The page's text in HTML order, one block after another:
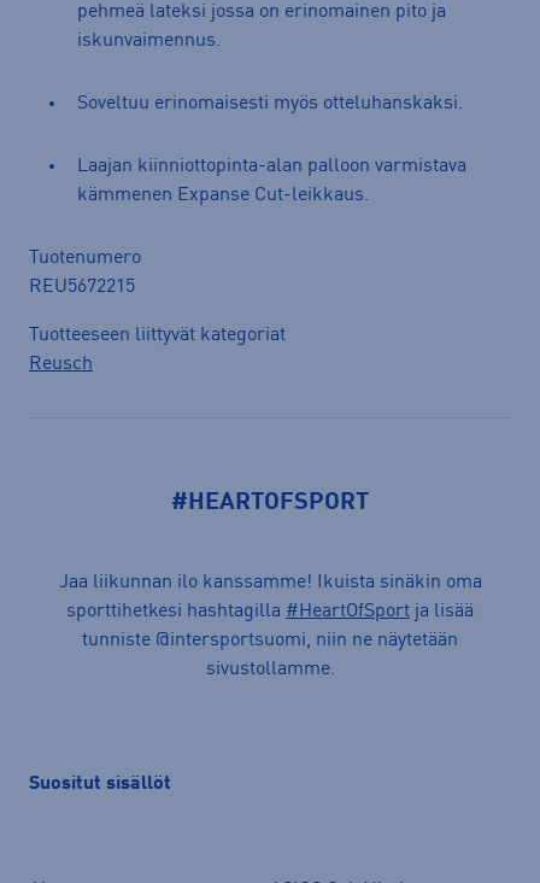
pehmeä lateksi jossa on erinomainen pito ja
iskunvaimennus.
Soveltuu erinomaisesti myös otteluhanskaksi.
Laajan kiinniottopinta-alan palloon varmistava
kämmenen Expanse Cut-leikkaus.
Tuotenumero
REU5672215
Tuotteeseen liittyvät kategoriat
Reusch
#HEARTOFSPORT
Jaa liikunnan ilo kanssamme! Ikuista sinäkin oma
sporttihetkesi hashtagilla #HeartOfSport ja lisää
tunniste @intersportsuomi, niin ne näytetään
sivustollamme.
Suositut sisällöt